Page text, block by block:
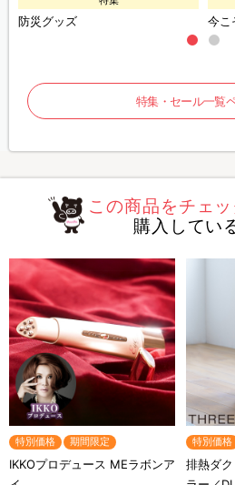
防災グッズ 今こ
特集・セール一覧
この商品をチェ
購入してい
特別価格 期間限定
IKKOプロデュース MEラボンア
特別価格
排熱ダ